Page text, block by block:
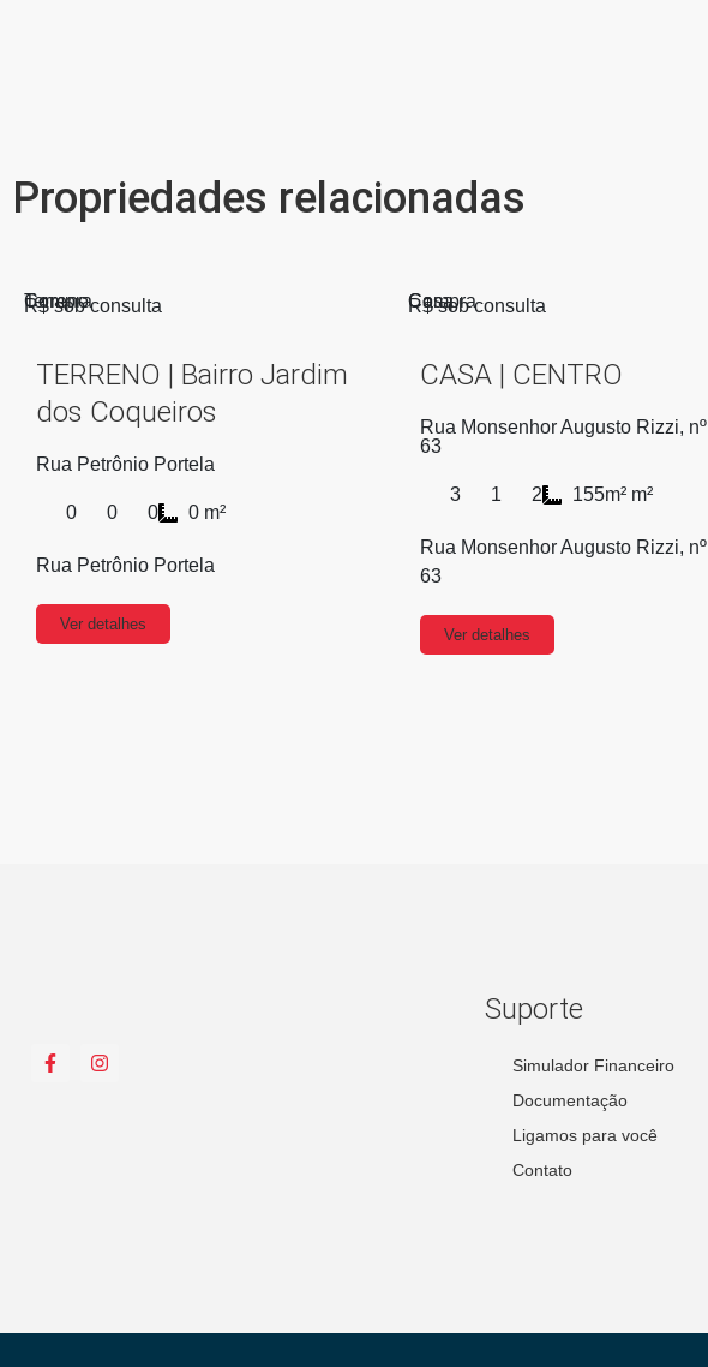
Propriedades relacionadas
R$ sob consulta
Compra
Terreno
TERRENO | Bairro Jardim
dos Coqueiros
Rua Petrônio Portela
0 0 0 0 m²
Rua Petrônio Portela
Ver detalhes
R$ sob consulta
Compra
Casa
CASA | CENTRO
Rua Monsenhor Augusto Rizzi, nº
63
3 1 2 155m² m²
Rua Monsenhor Augusto Rizzi, nº
63
Ver detalhes
Suporte
Simulador Financeiro
Documentação
Ligamos para você
Contato